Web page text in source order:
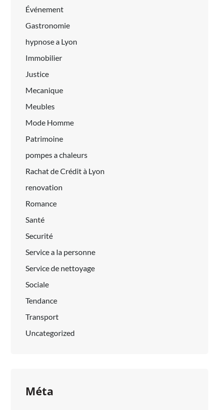
Événement
Gastronomie
hypnose a Lyon
Immobilier
Justice
Mecanique
Meubles
Mode Homme
Patrimoine
pompes a chaleurs
Rachat de Crédit à Lyon
renovation
Romance
Santé
Securité
Service a la personne
Service de nettoyage
Sociale
Tendance
Transport
Uncategorized
Méta